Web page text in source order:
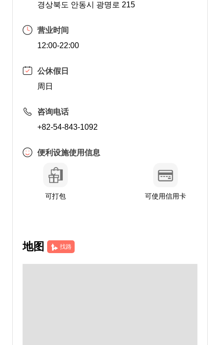
경상북도 안동시 광명로 215
营业时间
12:00-22:00
公休假日
周日
咨询电话
+82-54-843-1092
便利设施使用信息
可打包 可使用信用卡
地图 找路